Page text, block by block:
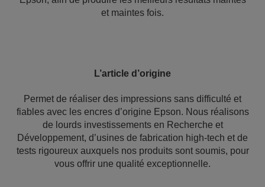
et maintes fois.
L’article d’origine
Permet de réaliser des impressions sans difficulté et
fiables avec les encres d’origine Epson. Nous réalisons
de lourds investissements en Recherche et
Développement, d’usines de fabrication high-tech et de
tests rigoureux auxquels nos produits sont soumis, pour
vous offrir une qualité exceptionnelle.